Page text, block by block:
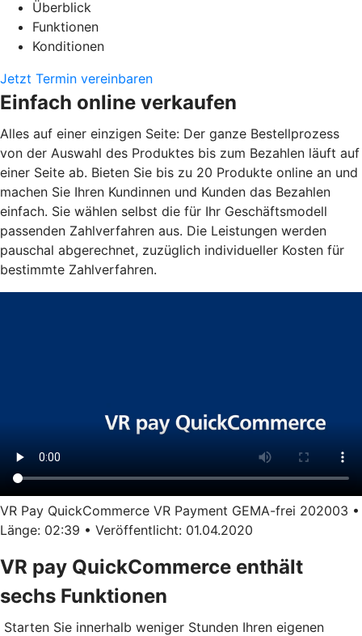
Überblick
Funktionen
Konditionen
Jetzt Termin vereinbaren
Einfach online verkaufen
Alles auf einer einzigen Seite: Der ganze Bestellprozess
von der Auswahl des Produktes bis zum Bezahlen läuft auf
einer Seite ab. Bieten Sie bis zu 20 Produkte online an und
machen Sie Ihren Kundinnen und Kunden das Bezahlen
einfach. Sie wählen selbst die für Ihr Geschäftsmodell
passenden Zahlverfahren aus. Die Leistungen werden
pauschal abgerechnet, zuzüglich individueller Kosten für
bestimmte Zahlverfahren.
VR Pay QuickCommerce VR Payment GEMA-frei 202003 •
Länge: 02:39 • Veröffentlicht: 01.04.2020
VR pay QuickCommerce enthält
sechs Funktionen
Starten Sie innerhalb weniger Stunden Ihren eigenen